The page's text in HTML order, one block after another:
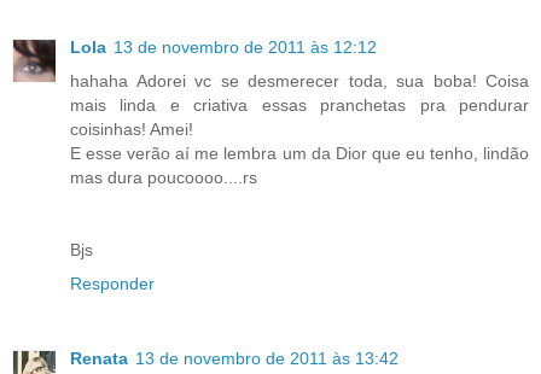
Lola 13 de novembro de 2011 às 12:12
hahaha Adorei vc se desmerecer toda, sua boba! Coisa
mais linda e criativa essas pranchetas pra pendurar
coisinhas! Amei!
E esse verão aí me lembra um da Dior que eu tenho, lindão
mas dura poucoooo....rs
Bjs
Responder
Renata 13 de novembro de 2011 às 13:42